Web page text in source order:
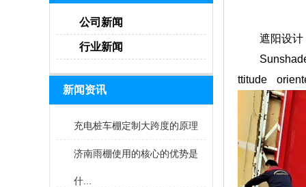
公司新闻
行业新闻
新闻资讯
充电桩车棚定制大跨度的原理
济南雨棚使用的核心的优势是
什...
遮阳设计，
ttitude